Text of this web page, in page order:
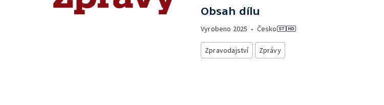
Obsah dílu
Vyrobeno 2025 • Česko
Zpravodajství Zprávy